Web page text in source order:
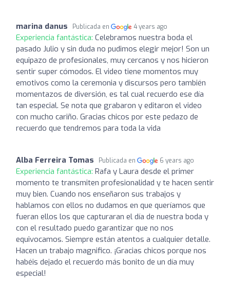
marina danus Publicada en 4 years ago
Experiencia fantástica: Celebramos nuestra boda el
pasado Julio y sin duda no pudimos elegir mejor! Son un
equipazo de profesionales, muy cercanos y nos hicieron
sentir super cómodos. El video tiene momentos muy
emotivos como la ceremonia y discursos pero también
momentazos de diversión, es tal cual recuerdo ese día
tan especial. Se nota que grabaron y editaron el video
con mucho cariño. Gracias chicos por este pedazo de
recuerdo que tendremos para toda la vida
Alba Ferreira Tomas Publicada en 6 years ago
Experiencia fantástica: Rafa y Laura desde el primer
momento te transmiten profesionalidad y te hacen sentir
muy bien. Cuando nos enseñaron sus trabajos y
hablamos con ellos no dudamos en que queríamos que
fueran ellos los que capturaran el día de nuestra boda y
con el resultado puedo garantizar que no nos
equivocamos. Siempre están atentos a cualquier detalle.
Hacen un trabajo magnifico. ¡Gracias chicos porque nos
habéis dejado el recuerdo más bonito de un día muy
especial!